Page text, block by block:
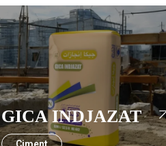
GICA INDJAZAT